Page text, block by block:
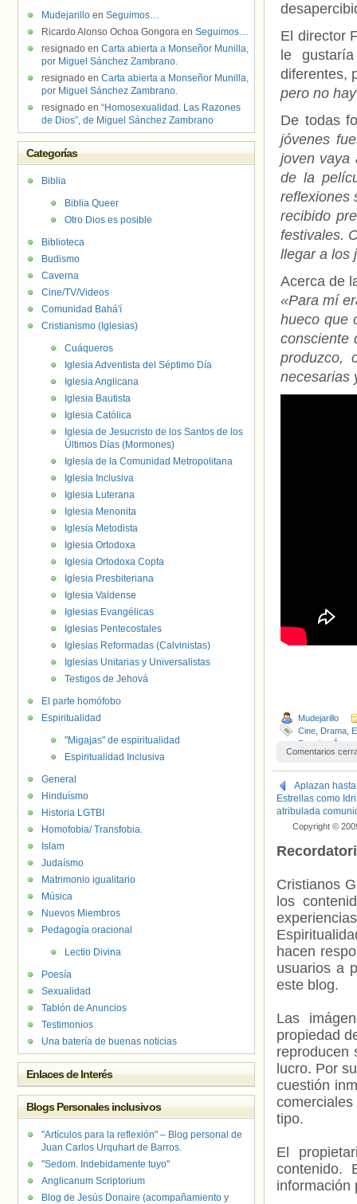
El director
le
diferentes,
pero no
De todas
jóvenes
joven vaya
de la
reflexiones
recibido
festivales.
llegar a los
Acerca de
«Para mí
hueco que
consciente
produzco,
necesarias
Mudejarillo
Cine Drama
Premios Óscar
Comentarios
Aplazan
Estrellas como
atribulada
Copyright ©
Cristianos
los
hacen
usuarios a
este blog.
Las
propiedad
reproducen
lucro. Por
cuestión
tipo.
El
contenido.
información
Mudejarillo en Seguimos…
Ricardo Alonso Ochoa Gongora en Seguimos…
resignado en Carta abierta a Monseñor Munilla,
por Miguel Sánchez Zambrano.
resignado en Carta abierta a Monseñor Munilla,
por Miguel Sánchez Zambrano.
resignado en “Homosexualidad. Las Razones
de Dios”, de Miguel Sánchez Zambrano
Categorías
Biblia
Biblia Queer
Otro Dios es posible
Biblioteca
Budismo
Caverna
Cine/TV/Videos
Comunidad Bahá'í
Cristianismo (Iglesias)
Cuáqueros
Iglesia Adventista del Séptimo Día
Iglesia Anglicana
Iglesia Bautista
Iglesia Católica
Iglesia de Jesucristo de los Santos de los
Últimos Días (Mormones)
Iglesia de la Comunidad Metropolitana
Iglesia Inclusiva
Iglesia Luterana
Iglesia Menonita
Iglesia Metodista
Iglesia Ortodoxa
Iglesia Ortodoxa Copta
Iglesia Presbiteriana
Iglesia Valdense
Iglesias Evangélicas
Iglesias Pentecostales
Iglesias Reformadas (Calvinistas)
Iglesias Unitarias y Universalistas
Testigos de Jehová
El parte homófobo
Espiritualidad
"Migajas" de espiritualidad
Espiritualidad Inclusiva
General
Hinduísmo
Historia LGTBI
Homofobia/ Transfobia.
Islam
Judaísmo
Matrimonio igualitario
Música
Nuevos Miembros
Pedagogía oracional
Lectio Divina
Poesía
Sexualidad
Tablón de Anuncios
Testimonios
Una batería de buenas noticias
Enlaces de Interés
Blogs Personales inclusivos
"Artículos para la reflexión" – Blog personal de
Juan Carlos Urquhart de Barros.
"Sedom. Indebidamente tuyo"
Anglicanum Scriptorium
Blog de Jesús Donaire (acompañamiento y